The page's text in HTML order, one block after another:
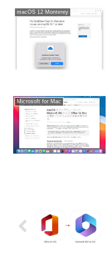
macOS 12 Monterey
Microsoft for Mac